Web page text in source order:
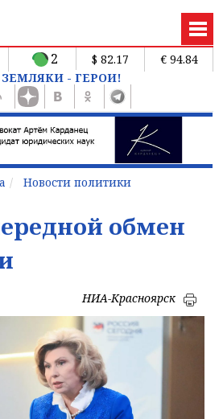
2 $ 82.17
€ 94.84
- ГЕРОИ!
Новости политики
обмен
НИА-Красноярск